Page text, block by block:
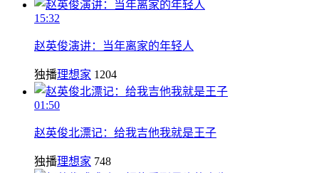
15:32
赵英俊演讲：当年离家的年轻人
独播理想家 1204
01:50
赵英俊北漂记：给我吉他我就是王子
独播理想家 748